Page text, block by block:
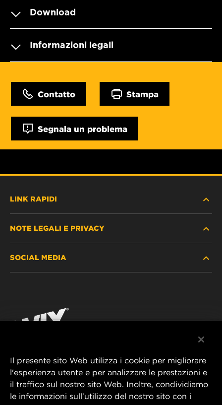
Download
Informazioni legali
Contatto Stampa
Segnala un problema
LINK RAPIDI
DOVE ACQUISTARE
CONTATTACI
NOTE LEGALI E PRIVACY
IMPRESSUM
SOCIAL MEDIA
YouTube
MANN+HUMMEL FT Poland
ul. Wrocławska 145,
63-800 GOSTYŃ, POLAND
Il presente sito Web utilizza i cookie per migliorare
l'esperienza utente e per analizzare le prestazioni e
il traffico sul nostro sito Web. Inoltre, condividiamo
le informazioni sull'utilizzo del nostro sito con i